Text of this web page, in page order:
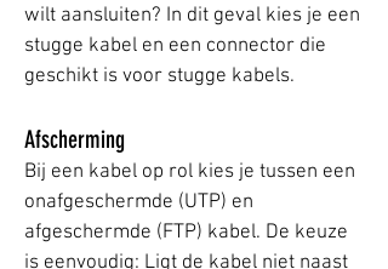
wilt aansluiten? In dit geval kies je een
stugge kabel en een connector die
geschikt is voor stugge kabels.
Afscherming
Bij een kabel op rol kies je tussen een
onafgeschermde (UTP) en
afgeschermde (FTP) kabel. De keuze
is eenvoudig: Ligt de kabel niet naast